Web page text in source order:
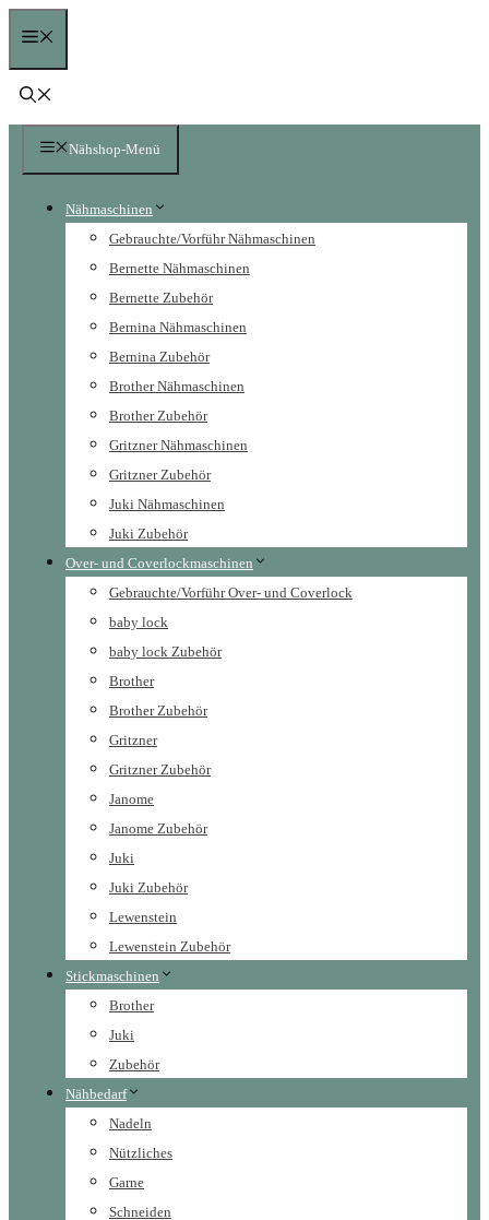
springen
Nähshop-Menü
Nähmaschinen
Gebrauchte/Vorführ Nähmaschinen
Bernette Nähmaschinen
Bernette Zubehör
Bernina Nähmaschinen
Bernina Zubehör
Brother Nähmaschinen
Brother Zubehör
Gritzner Nähmaschinen
Gritzner Zubehör
Juki Nähmaschinen
Juki Zubehör
Over- und Coverlockmaschinen
Gebrauchte/Vorführ Over- und Coverlock
baby lock
baby lock Zubehör
Brother
Brother Zubehör
Gritzner
Gritzner Zubehör
Janome
Janome Zubehör
Juki
Juki Zubehör
Lewenstein
Lewenstein Zubehör
Stickmaschinen
Brother
Juki
Zubehör
Nähbedarf
Nadeln
Nützliches
Garne
Schneiden